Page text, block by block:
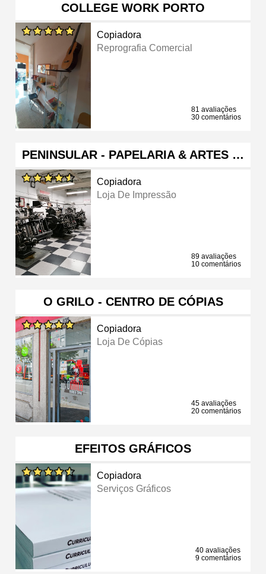
COLLEGE WORK PORTO
Copiadora
Reprografia Comercial
81 avaliações
30 comentários
PENINSULAR - PAPELARIA & ARTES …
Copiadora
Loja De Impressão
89 avaliações
10 comentários
O GRILO - CENTRO DE CÓPIAS
Copiadora
Loja De Cópias
45 avaliações
20 comentários
EFEITOS GRÁFICOS
Copiadora
Serviços Gráficos
40 avaliações
9 comentários